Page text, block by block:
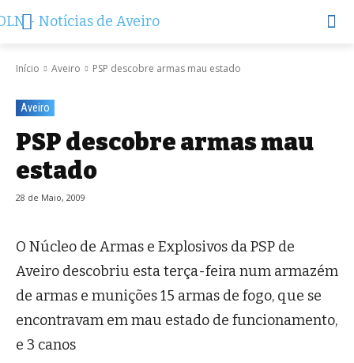
Início Aveiro PSP descobre armas mau estado
Aveiro
PSP descobre armas mau
estado
28 de Maio, 2009
O Núcleo de Armas e Explosivos da PSP de
Aveiro descobriu esta terça-feira num armazém
de armas e munições 15 armas de fogo, que se
encontravam em mau estado de funcionamento,
e 3 canos